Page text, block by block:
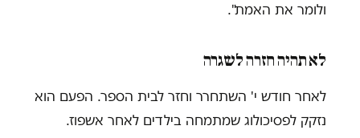
ולומר את האמת".
לא תהיה חזרה לשגרה
לאחר חודש י' השתחרר וחזר לבית הספר. הפעם הוא
נזקק לפסיכולוג שמתמחה בילדים לאחר אשפוז.